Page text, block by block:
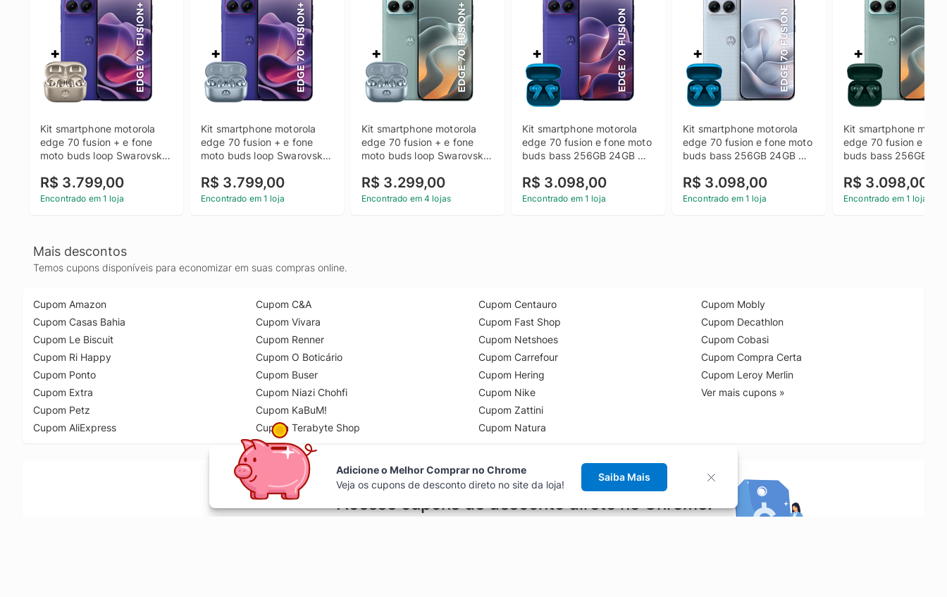
Kit smartphone motorola
edge 70 fusion + e fone
moto buds loop Swarovski
(12GB RAM + 12GB RAM
Boost), camera 50MP Sony
R$ 3.799,00
Encontrado em 1 loja
Kit smartphone motorola
edge 70 fusion + e fone
moto buds loop Swarovski
RAM + 12GB RAM Boost),
camera 50MP Sony Lytia
R$ 3.799,00
Encontrado em 1 loja
Kit smartphone motorola
edge 70 fusion + e fone
moto buds loop Swarovski
RAM + 12GB RAM Boost),
camera 50MP Sony Lytia
R$ 3.299,00
Encontrado em 4 lojas
Kit smartphone motorola
edge 70 fusion e fone moto
buds bass 256GB 24GB
Boost), camera 50MP Sony
Lytia 710, Tela 1.5K
R$ 3.098,00
Encontrado em 1 loja
Kit smartphone motorola
edge 70 fusion e fone moto
buds bass 256GB 24GB
Boost), camera 50MP Sony
Lytia 710, Tela 1.5K
R$ 3.098,00
Encontrado em 1 loja
Kit smartphone
edge 70 fusion e
buds bass 256GB
Boost), camera
Lytia 710, Tela 1.5K
R$ 3.098,00
Encontrado em 1 loja
Mais descontos
Temos cupons disponíveis para economizar em suas compras online.
Cupom Amazon
Cupom Casas Bahia
Cupom Le Biscuit
Cupom Ri Happy
Cupom Ponto
Cupom Extra
Cupom Petz
Cupom AliExpress
Cupom C&A
Cupom Vivara
Cupom Renner
Cupom O Boticário
Cupom Buser
Cupom Niazi Chohfi
Cupom KaBuM!
Cupom Terabyte Shop
Cupom Centauro
Cupom Fast Shop
Cupom Netshoes
Cupom Carrefour
Cupom Hering
Cupom Nike
Cupom Zattini
Cupom Natura
Cupom Mobly
Cupom Decathlon
Cupom Cobasi
Cupom Compra Certa
Cupom Leroy Merlin
Ver mais cupons »
Acesse cupons de desconto direto no Chrome!
Adicione o Melhor Comprar no Chrome
Veja os cupons de desconto direto no site da loja!
Saiba Mais